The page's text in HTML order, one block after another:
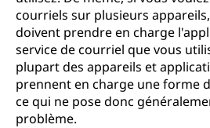
courriels sur plusieurs
doivent prendre en charge
service de courriel que vous
plupart des appareils et
prennent en charge une forme
ce qui ne pose donc
problème.